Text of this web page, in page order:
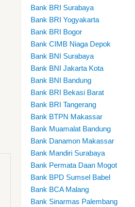
Bank BRI Surabaya
Bank BRI Yogyakarta
Bank BRI Bogor
Bank CIMB Niaga Depok
Bank BNI Surabaya
Bank BNI Jakarta Kota
Bank BNI Bandung
Bank BRI Bekasi Barat
Bank BRI Tangerang
Bank BTPN Makassar
Bank Muamalat Bandung
Bank Danamon Makassar
Bank Mandiri Surabaya
Bank Permata Daan Mogot
Bank BPD Sumsel Babel
Bank BCA Malang
Bank Sinarmas Palembang